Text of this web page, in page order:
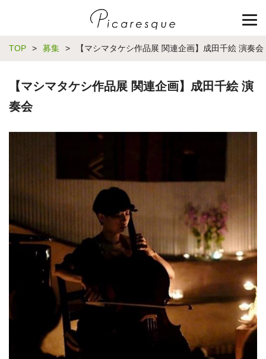
TOP > 募集 > 【マシマタケシ作品展 関連企画】成田千絵 演奏会
【マシマタケシ作品展 関連企画】成田千絵 演
奏会